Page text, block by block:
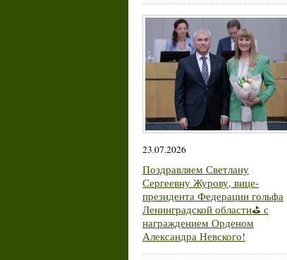
23.07.2026
Поздравляем Светлану
Сергеевну Журову, вице-
президента Федерации гольфа
Ленинградской области⛳ с
награждением Орденом
Александра Невского!